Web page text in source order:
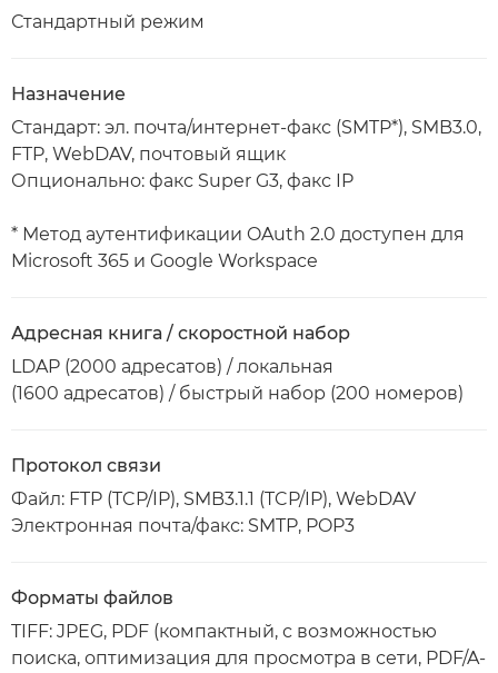
Стандартный режим
Назначение
Стандарт: эл. почта/интернет-факс (SMTP*), SMB3.0,
FTP, WebDAV, почтовый ящик
Опционально: факс Super G3, факс IP
* Метод аутентификации OAuth 2.0 доступен для
Microsoft 365 и Google Workspace
Адресная книга / скоростной набор
LDAP (2000 адресатов) / локальная
(1600 адресатов) / быстрый набор (200 номеров)
Протокол связи
Файл: FTP (TCP/IP), SMB3.1.1 (TCP/IP), WebDAV
Электронная почта/факс: SMTP, POP3
Форматы файлов
TIFF: JPEG, PDF (компактный, с возможностью
поиска, оптимизация для просмотра в сети, PDF/A-